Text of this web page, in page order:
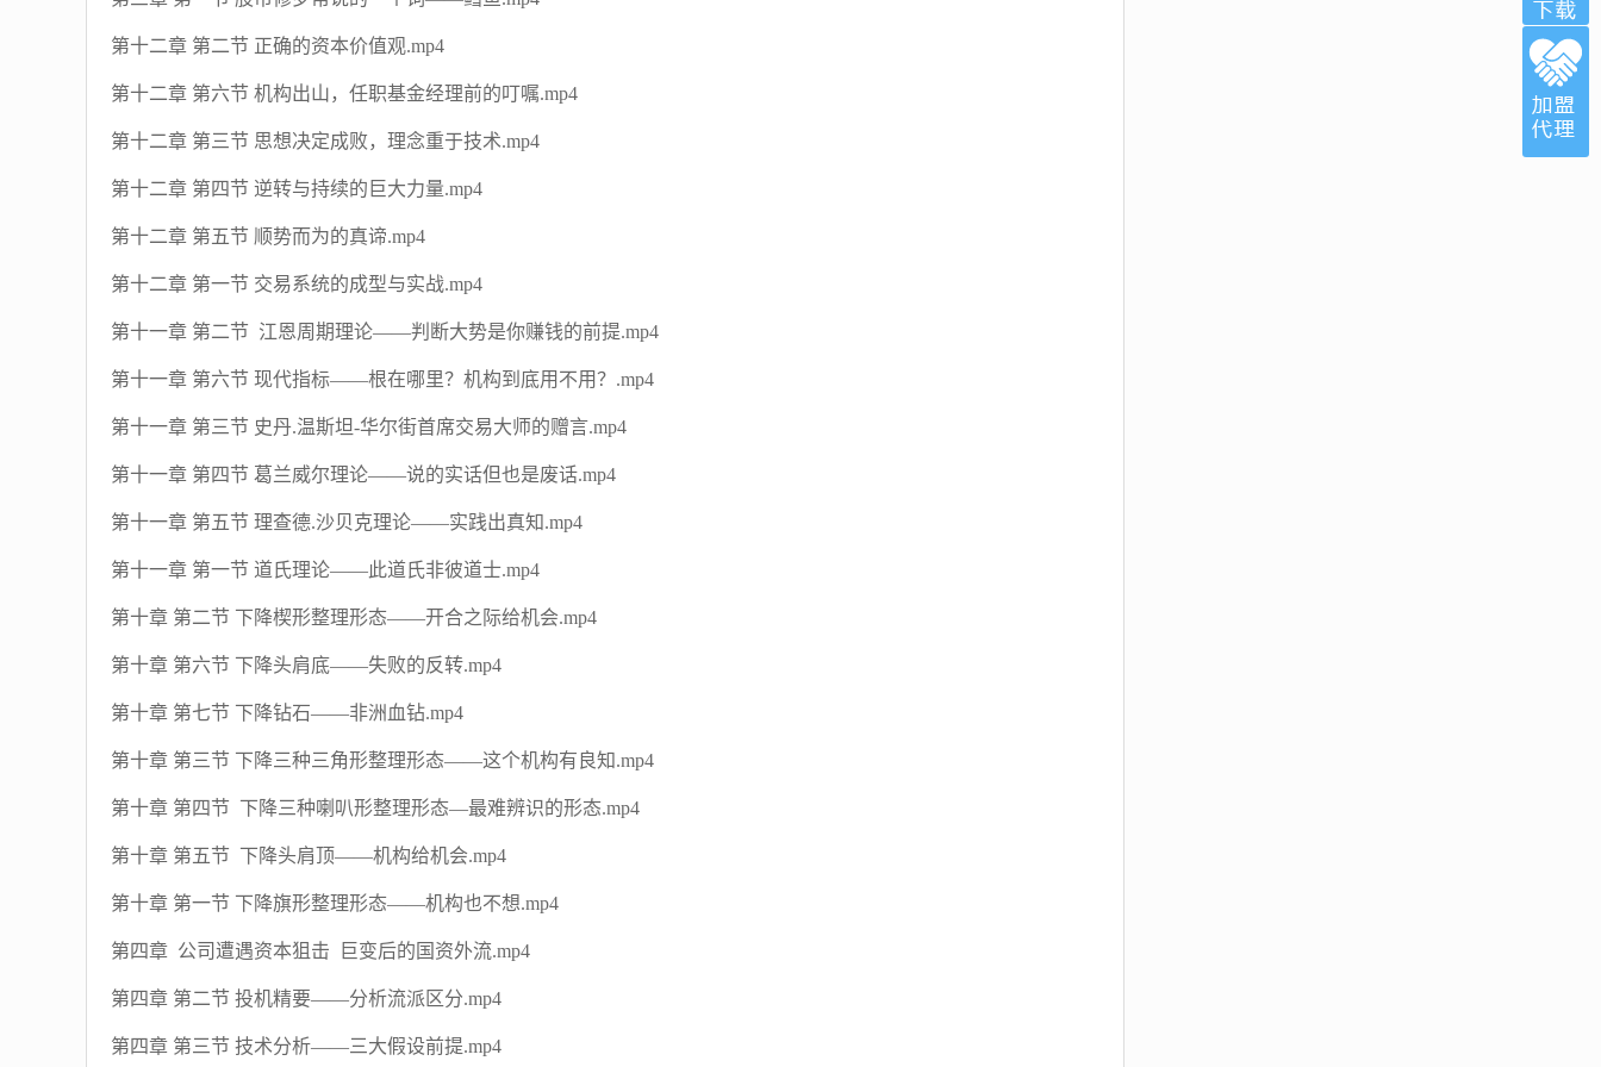
第十二章 第二节 正确的资本价值观.mp4
第十二章 第六节 机构出山，任职基金经理前的叮嘱.mp4
第十二章 第三节 思想决定成败，理念重于技术.mp4
第十二章 第四节 逆转与持续的巨大力量.mp4
第十二章 第五节 顺势而为的真谛.mp4
第十二章 第一节 交易系统的成型与实战.mp4
第十一章 第二节 江恩周期理论——判断大势是你赚钱的前提.mp4
第十一章 第六节 现代指标——根在哪里？机构到底用不用？.mp4
第十一章 第三节 史丹.温斯坦-华尔街首席交易大师的赠言.mp4
第十一章 第四节 葛兰威尔理论——说的实话但也是废话.mp4
第十一章 第五节 理查德.沙贝克理论——实践出真知.mp4
第十一章 第一节 道氏理论——此道氏非彼道士.mp4
第十章 第二节 下降楔形整理形态——开合之际给机会.mp4
第十章 第六节 下降头肩底——失败的反转.mp4
第十章 第七节 下降钻石——非洲血钻.mp4
第十章 第三节 下降三种三角形整理形态——这个机构有良知.mp4
第十章 第四节 下降三种喇叭形整理形态—最难辨识的形态.mp4
第十章 第五节 下降头肩顶——机构给机会.mp4
第十章 第一节 下降旗形整理形态——机构也不想.mp4
第四章 公司遭遇资本狙击 巨变后的国资外流.mp4
第四章 第二节 投机精要——分析流派区分.mp4
第四章 第三节 技术分析——三大假设前提.mp4